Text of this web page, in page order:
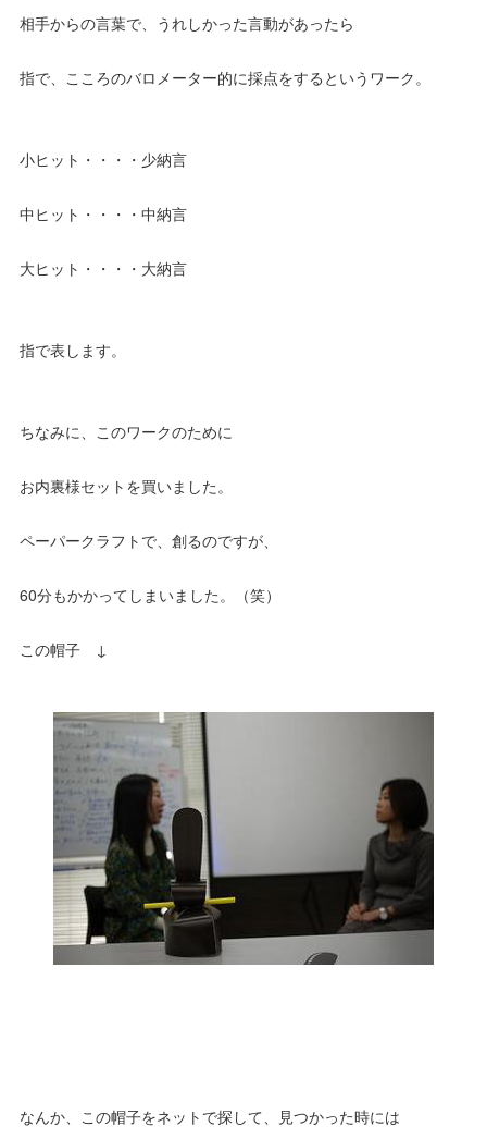
相手からの言葉で、うれしかった言動があったら
指で、こころのバロメーター的に採点をするというワーク。
小ヒット・・・・少納言
中ヒット・・・・中納言
大ヒット・・・・大納言
指で表します。
ちなみに、このワークのために
お内裏様セットを買いました。
ペーパークラフトで、創るのですが、
60分もかかってしまいました。（笑）
この帽子 ↓
なんか、この帽子をネットで探して、見つかった時には